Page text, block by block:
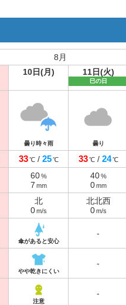
8月
10日(月) 11日(火)
巳の日
曇り時々雨 曇り
33 ℃/ 25 ℃ 33 ℃/ 24 ℃
60 %
7 mm
40 %
0 mm
北
0 m/s
北北西
0 m/s
傘があると安心
-
やや乾きにくい
-
注意
-